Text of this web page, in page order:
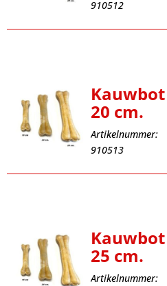
910512
Kauwbot
20 cm.
Artikelnummer:
910513
Kauwbot
25 cm.
Artikelnummer: